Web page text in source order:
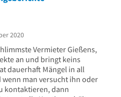
2020
Vermieter Gießens,
an und bringt keins
dauerhaft Mängel in all
man versucht ihn oder
kontaktieren, dann